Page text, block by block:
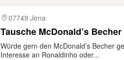
07749 Jena
Tausche McDonald’s Becher
Würde gern den McDonald’s Becher
Interesse an Ronaldinho oder...